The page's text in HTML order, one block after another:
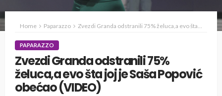
Home Paparazzo Zvezdi Granda odstranili 75% želuca,a evo šta joj je Saša Popović obećao (VIDEO)
PAPARAZZO
Zvezdi Granda odstranili 75%
želuca,a evo šta joj je Saša Popović
obećao (VIDEO)